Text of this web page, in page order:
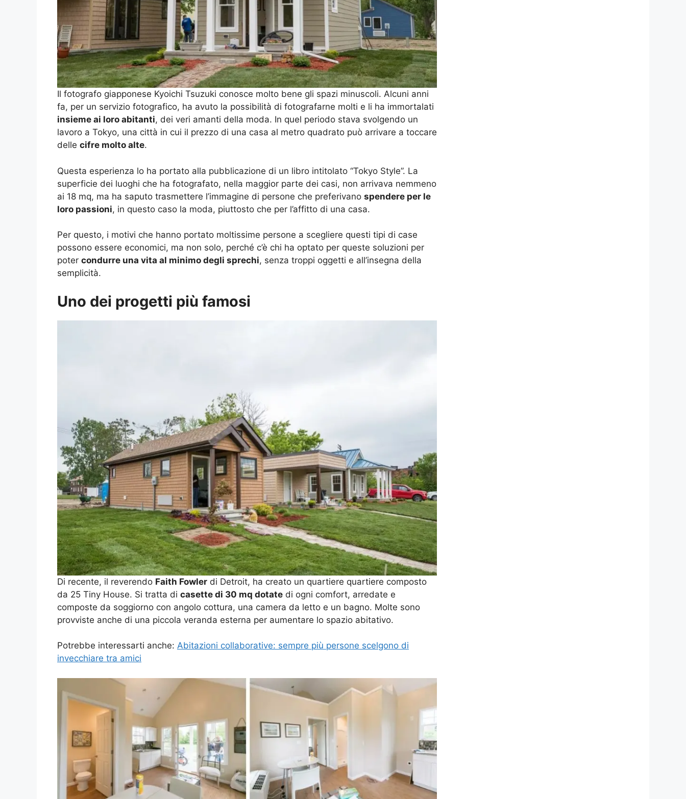
Il fotografo giapponese Kyoichi Tsuzuki conosce molto bene gli spazi minuscoli. Alcuni anni
fa, per un servizio fotografico, ha avuto la possibilità di fotografarne molti e li ha immortalati
insieme ai loro abitanti, dei veri amanti della moda. In quel periodo stava svolgendo un
lavoro a Tokyo, una città in cui il prezzo di una casa al metro quadrato può arrivare a toccare
delle cifre molto alte.
Questa esperienza lo ha portato alla pubblicazione di un libro intitolato “Tokyo Style”. La
superficie dei luoghi che ha fotografato, nella maggior parte dei casi, non arrivava nemmeno
ai 18 mq, ma ha saputo trasmettere l’immagine di persone che preferivano spendere per le
loro passioni, in questo caso la moda, piuttosto che per l’affitto di una casa.
Per questo, i motivi che hanno portato moltissime persone a scegliere questi tipi di case
possono essere economici, ma non solo, perché c’è chi ha optato per queste soluzioni per
poter condurre una vita al minimo degli sprechi, senza troppi oggetti e all’insegna della
semplicità.
Uno dei progetti più famosi
Di recente, il reverendo Faith Fowler di Detroit, ha creato un quartiere quartiere composto
da 25 Tiny House. Si tratta di casette di 30 mq dotate di ogni comfort, arredate e
composte da soggiorno con angolo cottura, una camera da letto e un bagno. Molte sono
provviste anche di una piccola veranda esterna per aumentare lo spazio abitativo.
Potrebbe interessarti anche: Abitazioni collaborative: sempre più persone scelgono di
invecchiare tra amici